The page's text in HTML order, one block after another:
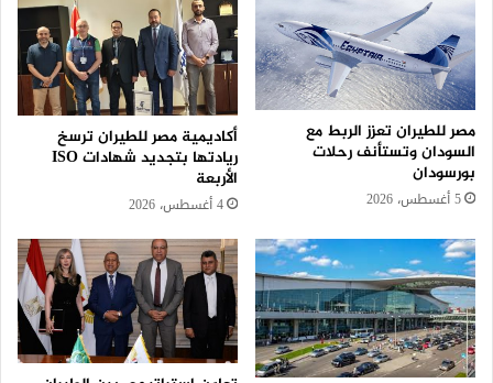
مصر للطيران تعزز الربط مع
السودان وتستأنف رحلات
بورسودان
5 أغسطس، 2026
أكاديمية مصر للطيران ترسخ
ريادتها بتجديد شهادات ISO
الأربعة
4 أغسطس، 2026